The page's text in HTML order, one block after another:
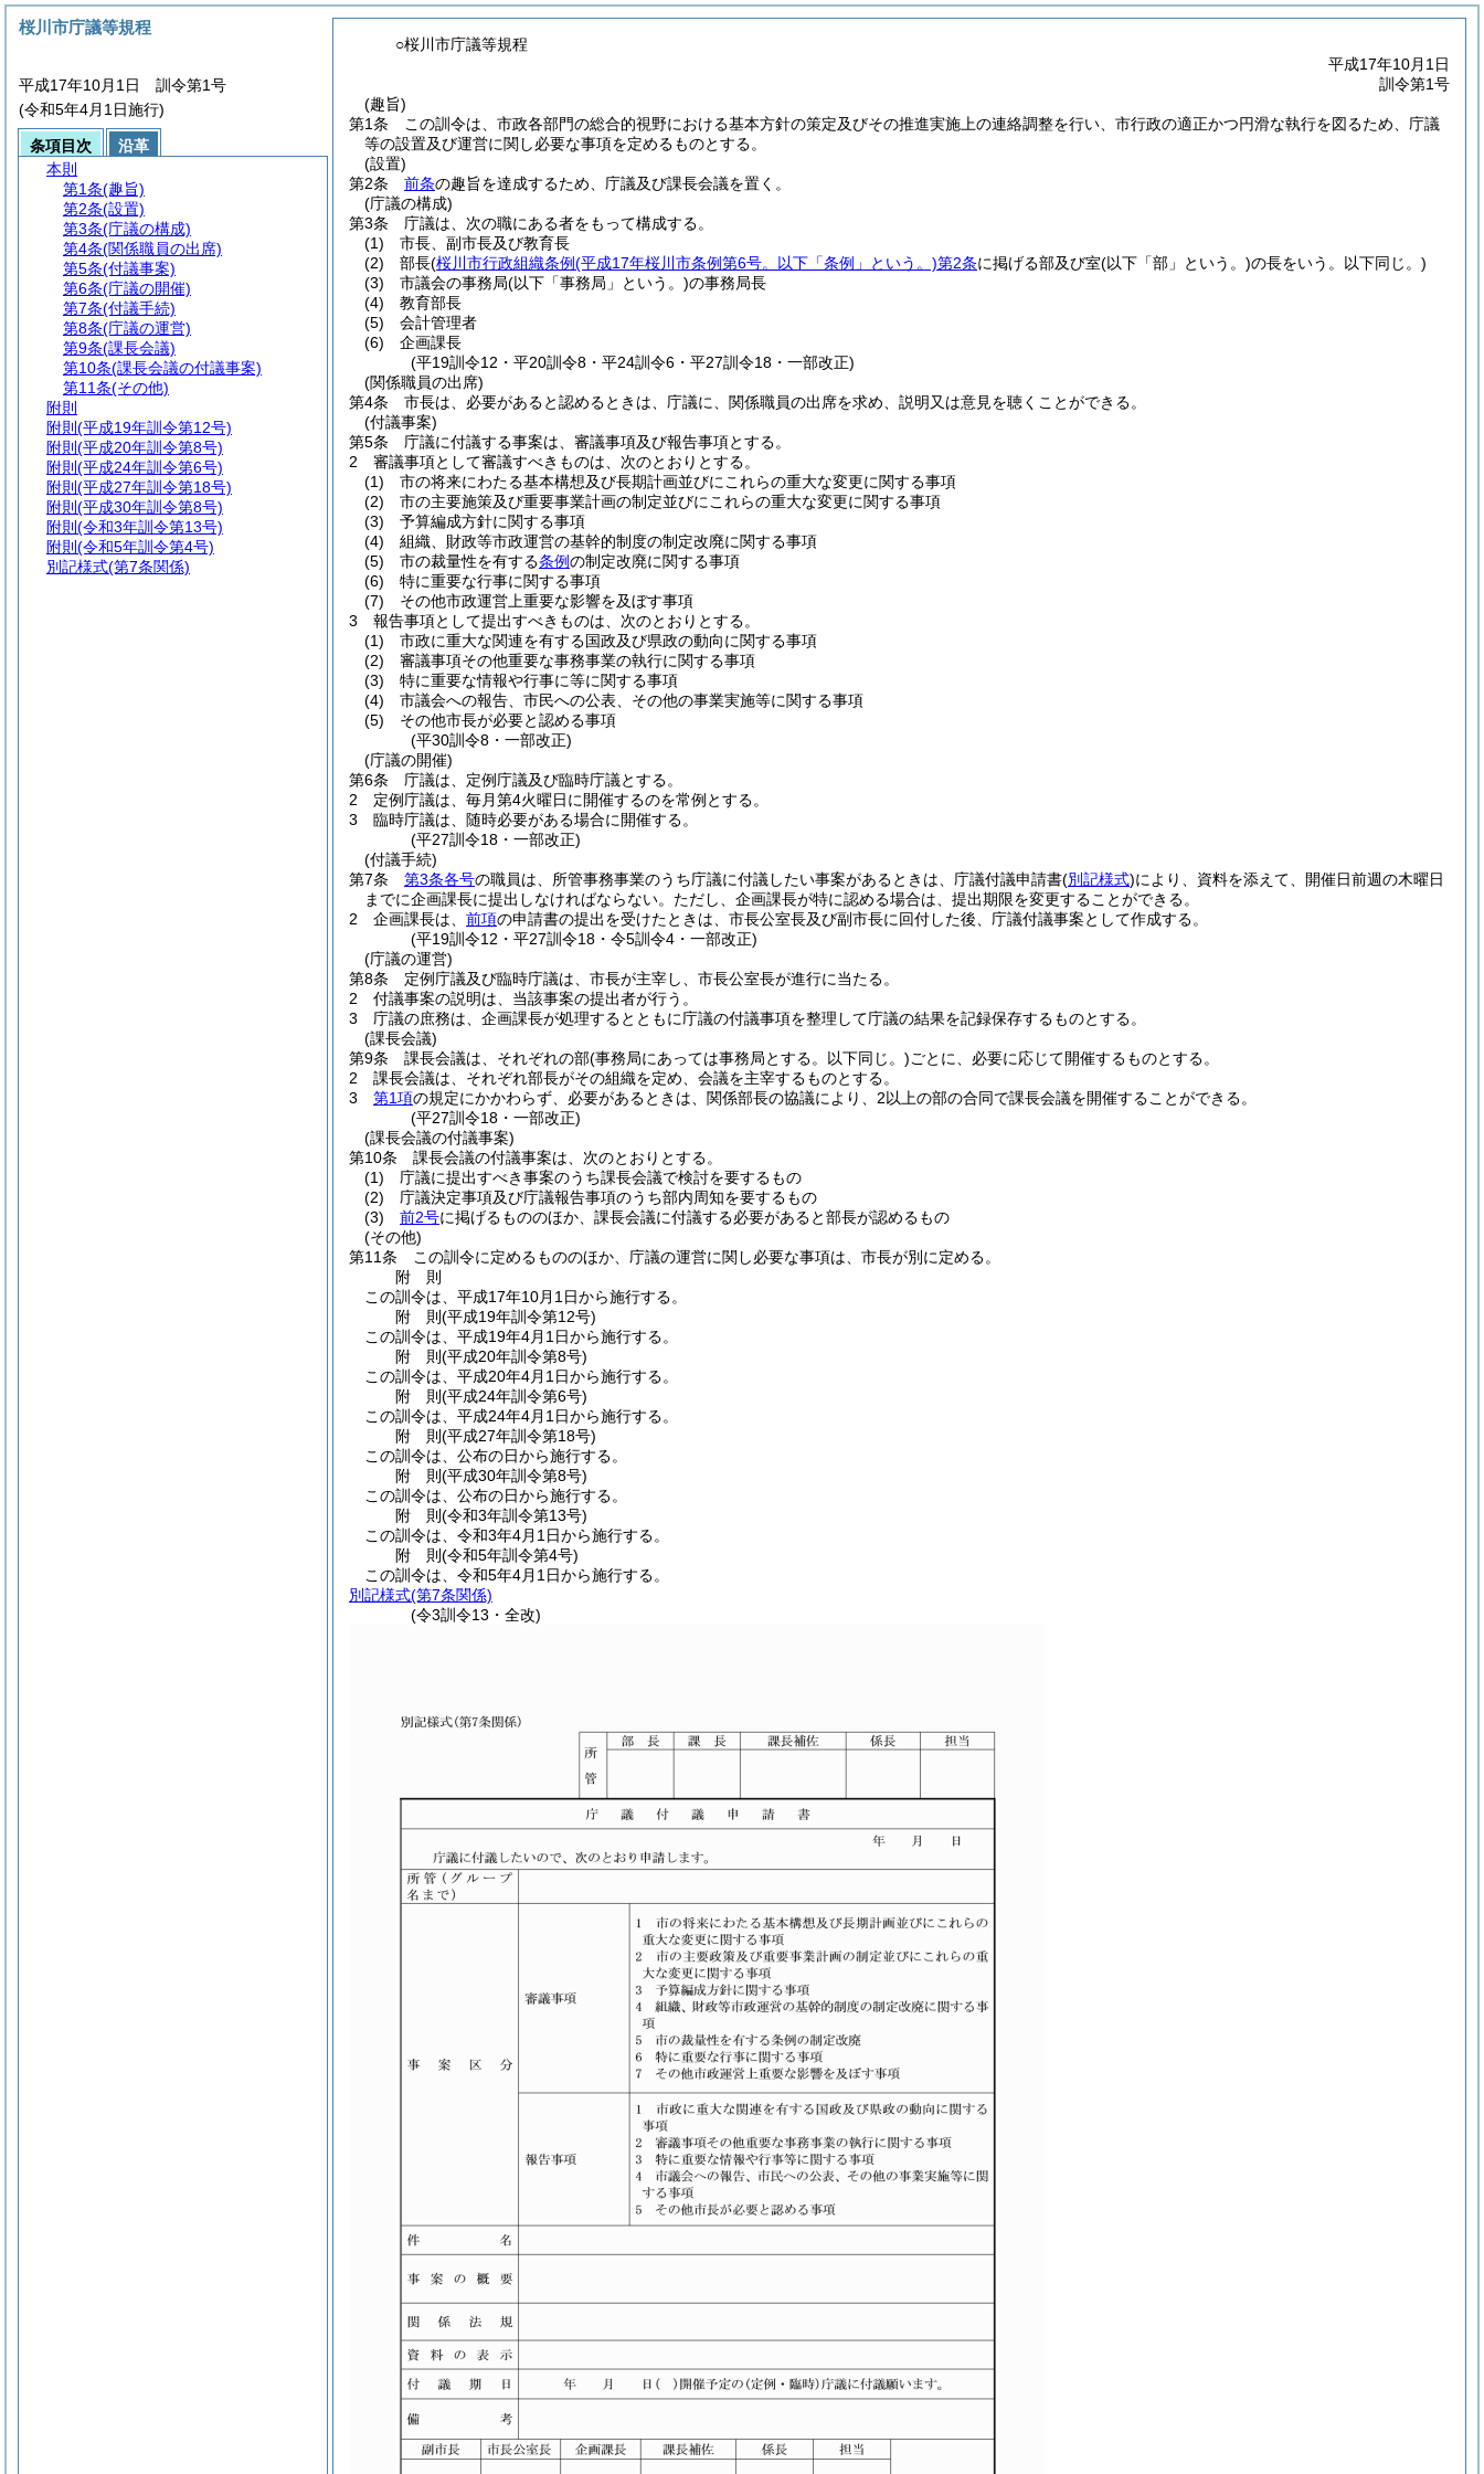
○桜川市庁議等規程
平成17年10月1日
訓令第1号
(趣旨)
第1条
この訓令は、市政各部門の総合的視野における基本方針の策定及びその推進実施上の連絡調整を行い、市行政の適正かつ円滑な執行を図るため、庁議
等の設置及び運営に関し必要な事項を定めるものとする。
(設置)
第2条
前条の趣旨を達成するため、庁議及び課長会議を置く。
(庁議の構成)
第3条
庁議は、次の職にある者をもって構成する。
(1)
市長、副市長及び教育長
(2)
部長(桜川市行政組織条例(平成17年桜川市条例第6号。以下「条例」という。)第2条に掲げる部及び室(以下「部」という。)の長をいう。以下同じ。)
(3)
市議会の事務局(以下「事務局」という。)の事務局長
(4)
教育部長
(5)
会計管理者
(6)
企画課長
(平19訓令12・平20訓令8・平24訓令6・平27訓令18・一部改正)
(関係職員の出席)
第4条
市長は、必要があると認めるときは、庁議に、関係職員の出席を求め、説明又は意見を聴くことができる。
(付議事案)
第5条
庁議に付議する事案は、審議事項及び報告事項とする。
2
審議事項として審議すべきものは、次のとおりとする。
(1)
市の将来にわたる基本構想及び長期計画並びにこれらの重大な変更に関する事項
(2)
市の主要施策及び重要事業計画の制定並びにこれらの重大な変更に関する事項
(3)
予算編成方針に関する事項
(4)
組織、財政等市政運営の基幹的制度の制定改廃に関する事項
(5)
市の裁量性を有する条例の制定改廃に関する事項
(6)
特に重要な行事に関する事項
(7)
その他市政運営上重要な影響を及ぼす事項
3
報告事項として提出すべきものは、次のとおりとする。
(1)
市政に重大な関連を有する国政及び県政の動向に関する事項
(2)
審議事項その他重要な事務事業の執行に関する事項
(3)
特に重要な情報や行事に等に関する事項
(4)
市議会への報告、市民への公表、その他の事業実施等に関する事項
(5)
その他市長が必要と認める事項
(平30訓令8・一部改正)
(庁議の開催)
第6条
庁議は、定例庁議及び臨時庁議とする。
2
定例庁議は、毎月第4火曜日に開催するのを常例とする。
3
臨時庁議は、随時必要がある場合に開催する。
(平27訓令18・一部改正)
(付議手続)
第7条
第3条各号の職員は、所管事務事業のうち庁議に付議したい事案があるときは、庁議付議申請書(別記様式)により、資料を添えて、開催日前週の木曜日
までに企画課長に提出しなければならない。 ただし、企画課長が特に認める場合は、提出期限を変更することができる。
2
企画課長は、 前項の申請書の提出を受けたときは、市長公室長及び副市長に回付した後、庁議付議事案として作成する。
(平19訓令12・平27訓令18・令5訓令4・一部改正)
(庁議の運営)
第8条
定例庁議及び臨時庁議は、市長が主宰し、市長公室長が進行に当たる。
2
付議事案の説明は、当該事案の提出者が行う。
3
庁議の庶務は、企画課長が処理するとともに庁議の付議事項を整理して庁議の結果を記録保存するものとする。
(課長会議)
第9条
課長会議は、それぞれの部(事務局にあっては事務局とする。以下同じ。)ごとに、必要に応じて開催するものとする。
2
課長会議は、それぞれ部長がその組織を定め、会議を主宰するものとする。
3
第1項の規定にかかわらず、必要があるときは、関係部長の協議により、2以上の部の合同で課長会議を開催することができる。
(平27訓令18・一部改正)
(課長会議の付議事案)
第10条
課長会議の付議事案は、次のとおりとする。
(1)
庁議に提出すべき事案のうち課長会議で検討を要するもの
(2)
庁議決定事項及び庁議報告事項のうち部内周知を要するもの
(3)
前2号に掲げるもののほか、課長会議に付議する必要があると部長が認めるもの
(その他)
第11条
この訓令に定めるもののほか、庁議の運営に関し必要な事項は、市長が別に定める。
附 則
この訓令は、平成17年10月1日から施行する。
附 則(平成19年訓令第12号)
この訓令は、平成19年4月1日から施行する。
附 則(平成20年訓令第8号)
この訓令は、平成20年4月1日から施行する。
附 則(平成24年訓令第6号)
この訓令は、平成24年4月1日から施行する。
附 則(平成27年訓令第18号)
この訓令は、公布の日から施行する。
附 則(平成30年訓令第8号)
この訓令は、公布の日から施行する。
附 則(令和3年訓令第13号)
この訓令は、令和3年4月1日から施行する。
附 則(令和5年訓令第4号)
この訓令は、令和5年4月1日から施行する。
別記様式(第7条関係)
(令3訓令13・全改)
桜川市庁議等規程
平成17年10月1日 訓令第1号
(令和5年4月1日施行)
条項目次
沿革
本則
第1条(趣旨)
第2条(設置)
第3条(庁議の構成)
第4条(関係職員の出席)
第5条(付議事案)
第6条(庁議の開催)
第7条(付議手続)
第8条(庁議の運営)
第9条(課長会議)
第10条(課長会議の付議事案)
第11条(その他)
附則
附則 (平成19年訓令第12号)
附則 (平成20年訓令第8号)
附則 (平成24年訓令第6号)
附則 (平成27年訓令第18号)
附則 (平成30年訓令第8号)
附則 (令和3年訓令第13号)
附則 (令和5年訓令第4号)
別記様式(第7条関係)